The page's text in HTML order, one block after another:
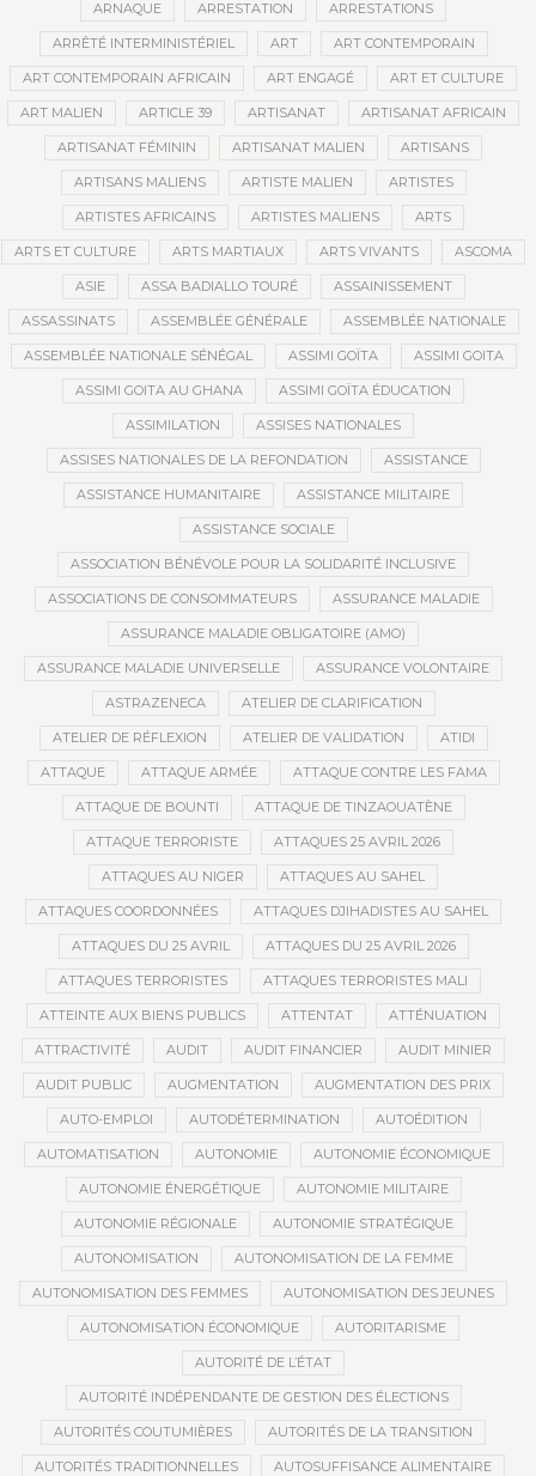
ARNAQUE ARRESTATION ARRESTATIONS
ARRÊTÉ INTERMINISTÉRIEL ART ART CONTEMPORAIN
ART CONTEMPORAIN AFRICAIN ART ENGAGÉ ART ET CULTURE
ART MALIEN ARTICLE 39 ARTISANAT ARTISANAT AFRICAIN
ARTISANAT FÉMININ ARTISANAT MALIEN ARTISANS
ARTISANS MALIENS ARTISTE MALIEN ARTISTES
ARTISTES AFRICAINS ARTISTES MALIENS ARTS
ARTS ET CULTURE ARTS MARTIAUX ARTS VIVANTS ASCOMA
ASIE ASSA BADIALLO TOURÉ ASSAINISSEMENT
ASSASSINATS ASSEMBLÉE GÉNÉRALE ASSEMBLÉE NATIONALE
ASSEMBLÉE NATIONALE SÉNÉGAL ASSIMI GOÏTA ASSIMI GOITA
ASSIMI GOITA AU GHANA ASSIMI GOÏTA ÉDUCATION
ASSIMILATION ASSISES NATIONALES
ASSISES NATIONALES DE LA REFONDATION ASSISTANCE
ASSISTANCE HUMANITAIRE ASSISTANCE MILITAIRE
ASSISTANCE SOCIALE
ASSOCIATION BÉNÉVOLE POUR LA SOLIDARITÉ INCLUSIVE
ASSOCIATIONS DE CONSOMMATEURS ASSURANCE MALADIE
ASSURANCE MALADIE OBLIGATOIRE (AMO)
ASSURANCE MALADIE UNIVERSELLE ASSURANCE VOLONTAIRE
ASTRAZENECA ATELIER DE CLARIFICATION
ATELIER DE RÉFLEXION ATELIER DE VALIDATION ATIDI
ATTAQUE ATTAQUE ARMÉE ATTAQUE CONTRE LES FAMA
ATTAQUE DE BOUNTI ATTAQUE DE TINZAOUATÈNE
ATTAQUE TERRORISTE ATTAQUES 25 AVRIL 2026
ATTAQUES AU NIGER ATTAQUES AU SAHEL
ATTAQUES COORDONNÉES ATTAQUES DJIHADISTES AU SAHEL
ATTAQUES DU 25 AVRIL ATTAQUES DU 25 AVRIL 2026
ATTAQUES TERRORISTES ATTAQUES TERRORISTES MALI
ATTEINTE AUX BIENS PUBLICS ATTENTAT ATTÉNUATION
ATTRACTIVITÉ AUDIT AUDIT FINANCIER AUDIT MINIER
AUDIT PUBLIC AUGMENTATION AUGMENTATION DES PRIX
AUTO-EMPLOI AUTODÉTERMINATION AUTOÉDITION
AUTOMATISATION AUTONOMIE AUTONOMIE ÉCONOMIQUE
AUTONOMIE ÉNERGÉTIQUE AUTONOMIE MILITAIRE
AUTONOMIE RÉGIONALE AUTONOMIE STRATÉGIQUE
AUTONOMISATION AUTONOMISATION DE LA FEMME
AUTONOMISATION DES FEMMES AUTONOMISATION DES JEUNES
AUTONOMISATION ÉCONOMIQUE AUTORITARISME
AUTORITÉ DE L’ÉTAT
AUTORITÉ INDÉPENDANTE DE GESTION DES ÉLECTIONS
AUTORITÉS COUTUMIÈRES AUTORITÉS DE LA TRANSITION
AUTORITÉS TRADITIONNELLES AUTOSUFFISANCE ALIMENTAIRE